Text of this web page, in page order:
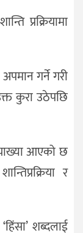
प्रक्रियामा
गर्ने गरी
कुरा उठेपछि
आएको छ
र
शब्दलाई